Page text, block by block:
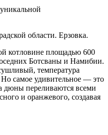
области. Ерзовка.
котловине площадью 600
Ботсваны и Намибии.
температура
Но самое удивительное — это
дюны переливаются всеми
и оранжевого, создавая